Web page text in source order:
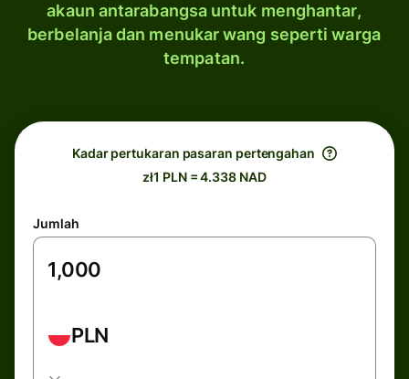
akaun antarabangsa untuk menghantar,
berbelanja dan menukar wang seperti warga
tempatan.
Kadar pertukaran pasaran pertengahan
zł1 PLN = 4.338 NAD
Jumlah
PLN